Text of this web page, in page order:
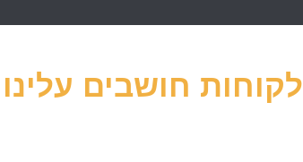
חושבים עלינו